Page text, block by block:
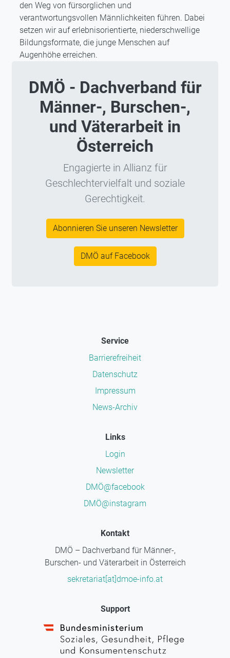
den Weg von fürsorglichen und
verantwortungsvollen Männlichkeiten führen. Dabei
setzen wir auf erlebnisorientierte, niederschwellige
Bildungsformate, die junge Menschen auf
Augenhöhe erreichen.
DMÖ - Dachverband für
Männer-, Burschen-,
und Väterarbeit in
Österreich
Engagierte in Allianz für
Geschlechtervielfalt und soziale
Gerechtigkeit.
Abonnieren Sie unseren Newsletter
DMÖ auf Facebook
Service
Barrierefreiheit
Datenschutz
Impressum
News-Archiv
Links
Login
Newsletter
DMÖ@facebook
DMÖ@instagram
Kontakt
DMÖ – Dachverband für Männer-,
Burschen- und Väterarbeit in Österreich
sekretariat[at]dmoe-info.at
Support